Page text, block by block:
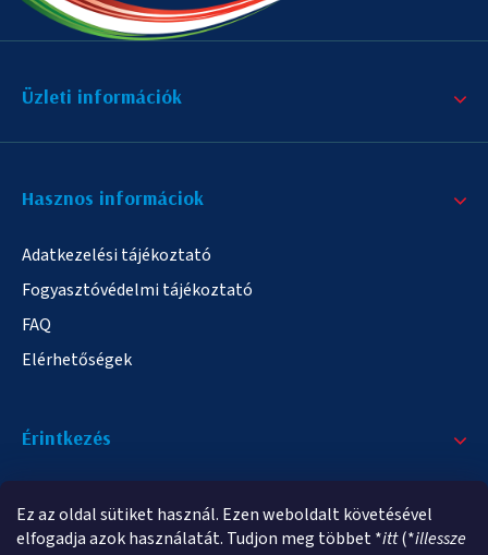
Ez az oldal sütiket használ. Ezen weboldalt követésével
elfogadja azok használatát. Tudjon meg többet *itt(*illessze
Üzleti információk
Hasznos informáciok
Adatkezelési tájékoztató
Fogyasztóvédelmi tájékoztató
FAQ
Elérhetőségek
Érintkezés
info@elampa.hu